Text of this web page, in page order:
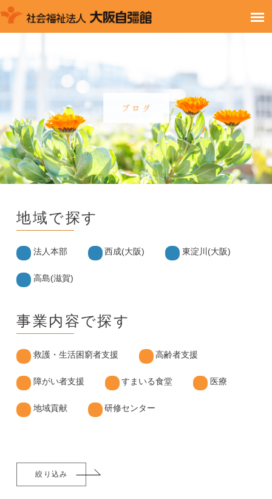
地域で探す
法人本部 西成(大阪) 東淀川(大阪)
高島(滋賀)
事業内容で探す
救護・生活困窮者支援 高齢者支援
障がい者支援 すまいる食堂 医療
地域貢献 研修センター
絞り込み